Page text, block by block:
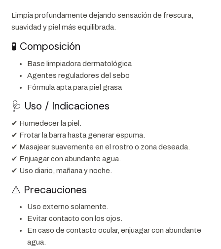
Limpia profundamente dejando sensación de frescura,
suavidad y piel más equilibrada.
🧪 Composición
Base limpiadora dermatológica
Agentes reguladores del sebo
Fórmula apta para piel grasa
🩺 Uso / Indicaciones
✔ Humedecer la piel.
✔ Frotar la barra hasta generar espuma.
✔ Masajear suavemente en el rostro o zona deseada.
✔ Enjuagar con abundante agua.
✔ Uso diario, mañana y noche.
⚠️ Precauciones
Uso externo solamente.
Evitar contacto con los ojos.
En caso de contacto ocular, enjuagar con abundante
agua.